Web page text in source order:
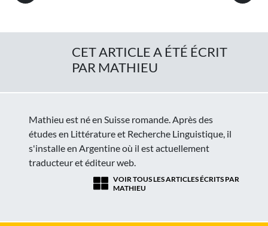
CET ARTICLE A ÉTÉ ÉCRIT
PAR MATHIEU
Mathieu est né en Suisse romande. Après des
études en Littérature et Recherche Linguistique, il
s'installe en Argentine où il est actuellement
traducteur et éditeur web.
VOIR TOUS LES ARTICLES ÉCRITS PAR
MATHIEU